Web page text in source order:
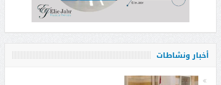
أخبار ونشاطات